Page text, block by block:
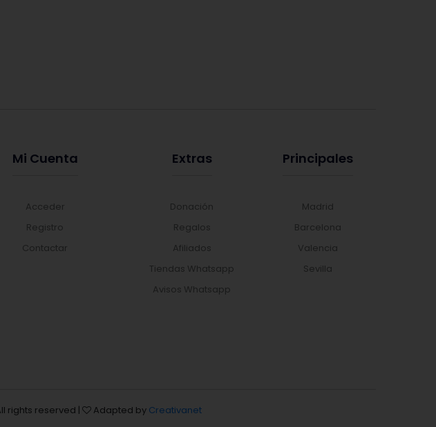
Mi Cuenta
Acceder
Registro
Contactar
Extras
Donación
Regalos
Afiliados
Tiendas Whatsapp
Avisos Whatsapp
Principales
Madrid
Barcelona
Valencia
Sevilla
rights reserved | Adapted by Creativanet